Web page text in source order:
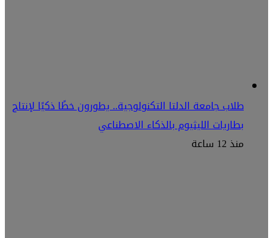
طلاب جامعة الدلتا التكنولوجية.. يطورون خطًا ذكيًا لإنتاج
بطاريات الليثيوم بالذكاء الاصطناعي
منذ 12 ساعة